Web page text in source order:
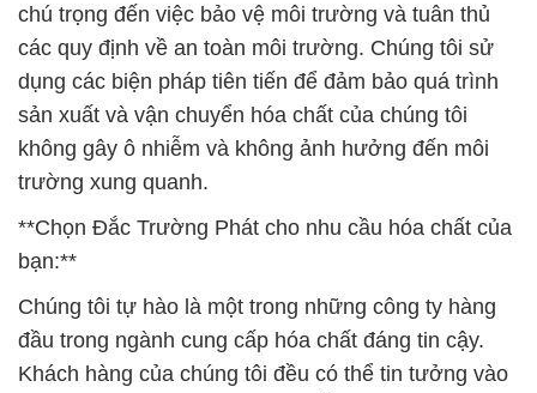
chú trọng đến việc bảo vệ môi trường và tuân thủ
các quy định về an toàn môi trường. Chúng tôi sử
dụng các biện pháp tiên tiến để đảm bảo quá trình
sản xuất và vận chuyển hóa chất của chúng tôi
không gây ô nhiễm và không ảnh hưởng đến môi
trường xung quanh.
**Chọn Đắc Trường Phát cho nhu cầu hóa chất của
bạn:**
Chúng tôi tự hào là một trong những công ty hàng
đầu trong ngành cung cấp hóa chất đáng tin cậy.
Khách hàng của chúng tôi đều có thể tin tưởng vào